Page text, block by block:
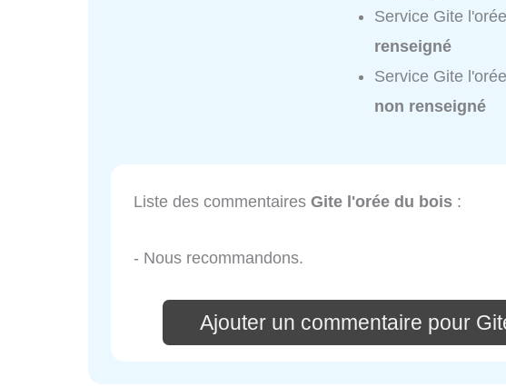
Service Gite
renseigné
Service Gite
non renseigné
Liste des commentaires Gite l'orée du bois :
- Nous recommandons.
Ajouter un commentaire pour